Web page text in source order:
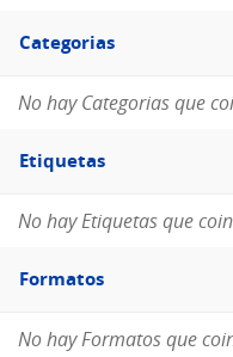
Filtro
Categorias
Categorias
No hay Categorias que
Filtro
Etiquetas
Etiquetas
No hay Etiquetas que
Filtro
Formatos
Formatos
No hay Formatos que